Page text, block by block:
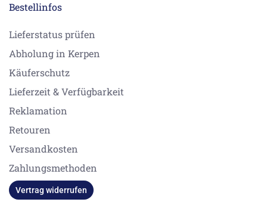
Bestellinfos
Lieferstatus prüfen
Abholung in Kerpen
Käuferschutz
Lieferzeit & Verfügbarkeit
Reklamation
Retouren
Versandkosten
Zahlungsmethoden
Vertrag widerrufen